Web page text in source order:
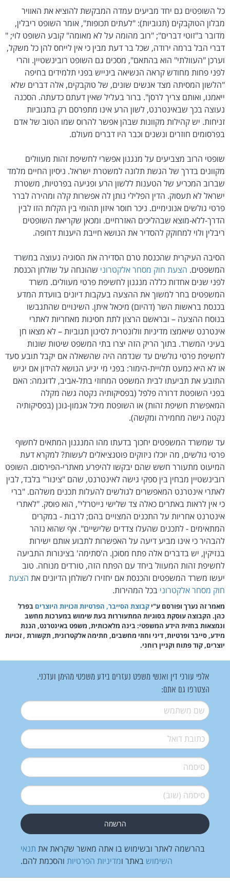
כל השופטים גם יחד מביעים עמדה המבקשת להוציא את האוויר
מבלון הטוקבקים (תגוביות): "לעתים תכופות", אומר השופט ריבלין,
מדובר ב"זוטי דברים"; "רוב מהומה על לא מאומה" קובע השופט לוי; "
דברי הבל ברמה ירודה, שכל בר דעת מבין כי אין לייחס להן כל משקל,
וערכן "העוולתי" הוא בהתאם", מסכים גם השופט רובינשטיין. והרי
לפני פחות מחודש קראה הנשיאה בינייש בפני תלמידים בחיפה
"הלשון המסיתה מצד אנשים שונים, של טוקבקים, אלה דברים שלא
ייאמנו, ואותם צריך לרסן". ברור בעליל שאין דעתם כדעתה. הסכנה
נעוצה בכך שבאינטרנט, לשון הרע אינו מתפרסם רק בתגוביות
זניחות. יש קהילות מקוונות שבהן אפשר להרוס שמו הטוב של אדם
בפרסומים חוזרים ונשנים וכבר היו דברים מעולם.
שופטי הרוב מצביעים על מנגנון אפשרי לחשיפת זהות מעוולים
מקוונים בדרך של הגשת תלונה למשטרת ישראל. ניסיון החיים מלמד
שברוב המכריע של הטענות ללשון הרע ופגיעה בפרטיות, משטרת
ישראל לא תעסוק. הדין הפלילי נותן לה אפשרות קלה ומהירה לברר
פרטי גולשים אנונימיים. ניכר חוסר איזון תהומי בין הקלות הזו לבין
הדרך-ללא-מוצא שבהליכים האזרחיים. ומכאן שקריאת השופטים
ריבלין ולוי למחוקק להסדיר את הנושא חייבת היענות דחופה.
הסיבה העיקרית שהכנסת טרם הסדירה את הסוגיה נעוצה במשרד
המשפטים. הצעת חוק מסחר אלקטרוני שהונחה על שולחן הכנסת
לפני שנים אחדות כללה מנגנון לחשיפת פרטי מעוולים. משרד
המשפטים בחר למשוך את ההצעה בעקבות דיונים בוועדת המדע
בכנסת בראשות השר (דהיום) מיכאל איתן. השינויים שהתגבשו
בנוסח ההצעה – ובראשם הרצון לתת חסינות מאחריות לאתרי
אינטרנט שיאמצו מדיניות וולונטרית לסינון תגוביות – לא מצאו חן
בעיני המשרד. בתוך הריק הזה יצרו בתי המשפט שיטות שונות
לחשיפת פרטי גולשים עד שנדמה היה שהשאלה אם יקבל תובע סעד
או לא היא כמעט תלויית-הימור: בפני מי יגיע הנושא להידון אם יגיש
התובע את תביעתו לבית המשפט המחוזי בתל-אביב, לדוגמה: האם
בפני השופטת דרורה פלפל (בפסיקותיה נקטה גשה מקלה
המאפשרת חשיפת זהות) או השופטת מיכל אגמון-גונן (בפסיקותיה
נקטה גישה מחמירה ומקשה).
עד שמשרד המשפטים יחכוך בדעתו מהו המנגנון המתאים לחשוף
פרטי גולשים, מה יוכלו ניזוקים פוטנציאלים לעשות? למקרא דעת
המיעוט מתעורר חשש שהם יבקשו להיפרע מאתרי-הפירסום. השופט
רובינשטיין מבחין בין ספקי גישה לאינטרנט, שהם "צינור" בלבד, לבין
לאתרי אינטרנט המאפשרים לגולשים להעלות תכנים משלהם. "ברי
כי אין לראות באתרים כאלה צד שלישי נייטרלי", הוא פוסק. "לאתרי
אינטרנט אחריות על התכנים המצויים בהם; לרבות - במקרים
המתאימים - לתכנים שהעלו צדדים שלישיים". אף שהוא נזהר
להבהיר כי אינו מביע דיעה על האפשרות לתבוע אותם ישירות
בנזיקין, יש בדברים אלה פתח מסוכן. ה'סתימה' בצינורות התביעה
לחשיפת זהות המעוול ביחד עם הפתח הזה, טורדים מנוחה. טוב
יעשו משרד המשפטים והכנסת אם יחזירו לשולחן הדיונים את הצעת
חוק מסחר אלקטרוני בכל המהירות.
מאמר זה נערך ופורסם ע"י קבוצת הסייבר, הפרטיות וזכויות היוצרים בפרל
כהן. הקבוצה עוסקת בסוגיות המתעוררות בעת שימוש במערכות מחשב
ונמצאות בחזית הידע המשפטי: בינה מלאכותית, משפט באינטרנט, הגנת
מידע, סייבר ופרטיות, דיני וחוזי מחשבים, חתימה אלקטרונית, תקשורת , זכויות
יוצרים, קוד פתוח וקניין רוחני.
אלפי עורכי דין ואנשי משפט נעזרים בידע משפטי מהימן ועדכני.
הצטרפו גם אתם:
שם משתמש*
דואל*
סיסמה*
סיסמה (שוב)*
בהרשמה לאתר ובשימוש בו אתה מאשר שקראת את תנאי
השימוש באתר ומדיניות הפרטיות והסכמת להם.